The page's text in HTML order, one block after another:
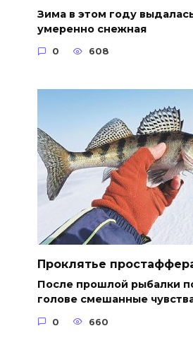
Зима в этом году
умеренно снежная
0 608
Проклятье
После прошлой рыбалки
голове смешанные
0 660